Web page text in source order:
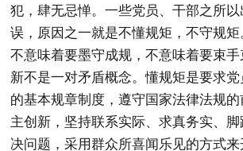
犯，肆无忌惮。一些党员、干部之所
误，原因之一就是不懂规矩，不守规矩
不意味着要墨守成规，不意味着要束手
新不是一对矛盾概念。懂规矩是要求
的基本规章制度，遵守国家法律法规
主创新，坚持联系实际、求真务实、
决问题，采用群众所喜闻乐见的方式